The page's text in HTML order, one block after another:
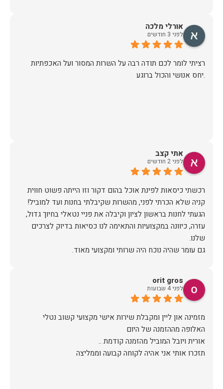
אורלי מלכה
לפני 3 חודשים
רציתי לומר לכם תודה רבה על השרות המסור ועל האכפתיות
.יחס אנושי והכול ברוגע
אתי קצב
לפני 2 חודשים
רכשתי כיסאות לפינת אוכל בהום דקור וזו הייתה פשוט חווית
הגעתי לחנות בראשון לציון וקיבלה את פניי נטאלי בחיוך גדול,
עזרה, כיוונה במקצועיות והתאימה לנו כסיאות בדיוק לצרכים
ערב לפני ההגעה של המוביל (יובל) הוא התקשר לוודא כתובת
תודה לכם הום דקור, אתם דוגמא ומופת לאיך חנויות צריכות
זכיתם ביושר בלקוחה שבטוח תחזור!
orit gros
לפני 4 שבועות
מזמינה און ליין ומקבלת שירות אישי מקצועי קשוב נטלי
תזכרו אותי אני אהיה לקוחה קבועה וממליצה